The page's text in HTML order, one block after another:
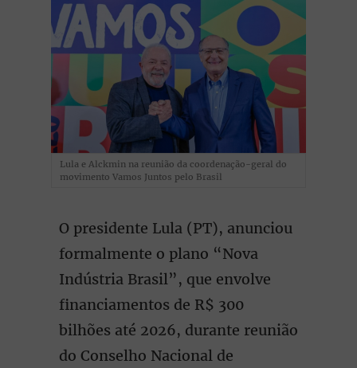
Lula e Alckmin na reunião da coordenação-geral do
movimento Vamos Juntos pelo Brasil
O presidente Lula (PT), anunciou
formalmente o plano “Nova
Indústria Brasil”, que envolve
financiamentos de R$ 300
bilhões até 2026, durante reunião
do Conselho Nacional de